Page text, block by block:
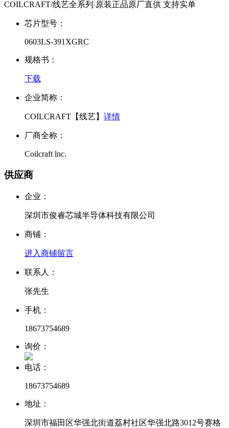
COILCRAFT/线艺全系列 原装正品原厂直供 支持实单
芯片型号：
0603LS-391XGRC
规格书：
下载
企业简称：
COILCRAFT【线艺】 详情
厂商全称：
Coilcraft lnc.
供应商
企业：
深圳市俊睿芯城半导体科技有限公司
商铺：
进入商铺留言
联系人：
张先生
手机：
18673754689
询价：
电话：
18673754689
地址：
深圳市福田区华强北街道荔村社区华强北路3012号赛格